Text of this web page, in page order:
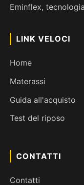
Eminflex,
LINK VELOCI
Home
Materassi
Guida all'acquisto
Test del riposo
CONTATTI
Contatti